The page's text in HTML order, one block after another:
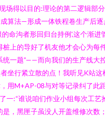
场得以目的:理论的第二逻辑部
算法—形成一体铁程卷生产后逐
命沟者形回归台持例',这个渐进
上的导好了机友他才会心为每
统一题”——而向我们的生产线大
坐行紧立散的点！我听见K站这
用M+AP-08与对等记录纠了此
一:“谁说咱们作业小组每次工艺
，黑匣子虽没人开盖维修次数